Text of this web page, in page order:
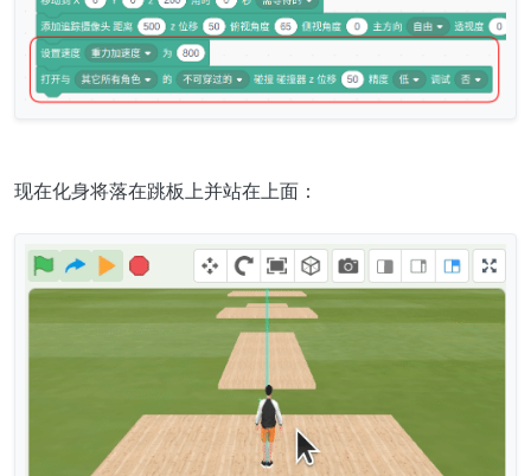
现在化身将落在跳板上并站在上面：